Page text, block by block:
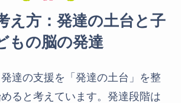
え方：発達の土台と子
もの脳の発達
達の支援を「発達の土台」を整
ると考えています。発達段階は